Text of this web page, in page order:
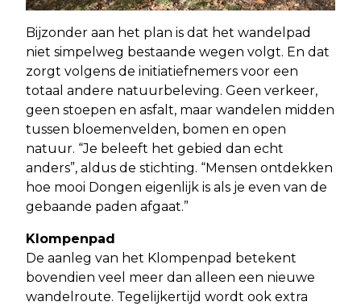
Bijzonder aan het plan is dat het wandelpad
niet simpelweg bestaande wegen volgt. En dat
zorgt volgens de initiatiefnemers voor een
totaal andere natuurbeleving. Geen verkeer,
geen stoepen en asfalt, maar wandelen midden
tussen bloemenvelden, bomen en open
natuur. “Je beleeft het gebied dan echt
anders”, aldus de stichting. “Mensen ontdekken
hoe mooi Dongen eigenlijk is als je even van de
gebaande paden afgaat.”
Klompenpad
De aanleg van het Klompenpad betekent
bovendien veel meer dan alleen een nieuwe
wandelroute. Tegelijkertijd wordt ook extra